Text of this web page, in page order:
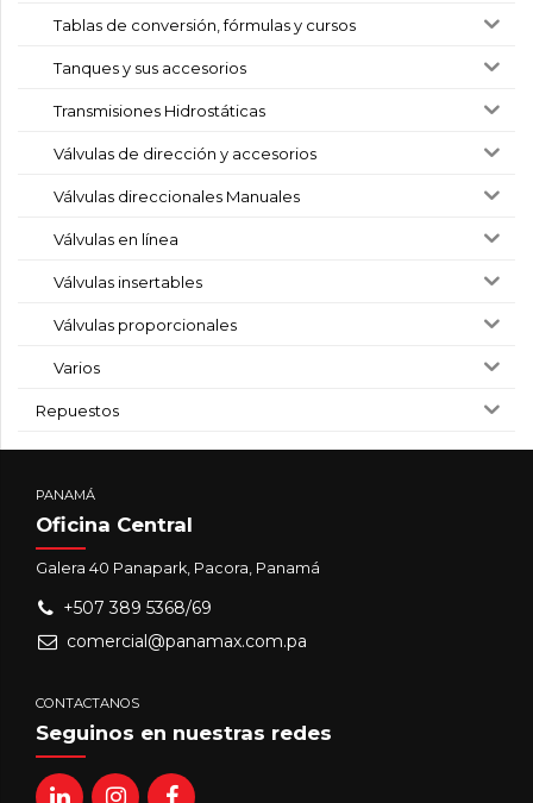
Tablas de conversión, fórmulas y cursos
Tanques y sus accesorios
Transmisiones Hidrostáticas
Válvulas de dirección y accesorios
Válvulas direccionales Manuales
Válvulas en línea
Válvulas insertables
Válvulas proporcionales
Varios
Repuestos
PANAMÁ
Oficina Central
Galera 40 Panapark, Pacora, Panamá
+507 389 5368/69
comercial@panamax.com.pa
CONTACTANOS
Seguinos en nuestras redes